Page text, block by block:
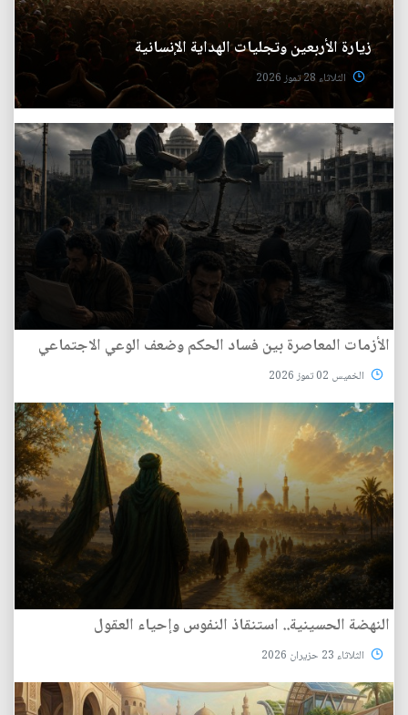
زيارة الأربعين وتجليات الهداية الإنسانية
الثلاثاء 28 تموز 2026
الأزمات المعاصرة بين فساد الحكم وضعف الوعي الاجتماعي
الخميس 02 تموز 2026
النهضة الحسينية.. استنقاذ النفوس وإحياء العقول
الثلاثاء 23 حزيران 2026